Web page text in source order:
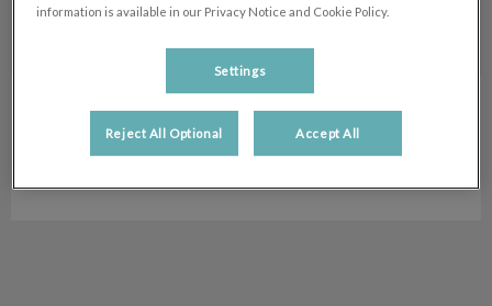
Silvia LopezPeluquería
Hospital Veterinario San Antón
information is available in our Privacy Notice and Cookie Policy.
Settings
Reject All Optional Accept All